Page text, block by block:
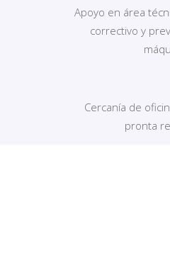
Apoyo en área
correctivo y
Cercanía de
pronta